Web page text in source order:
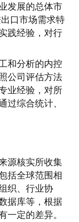
发展的总体市
口市场需求特
践经验，对行
和分析的内控
公司评估方法
业经验，对所
过综合统计、
源核实所收集
括全球范围相
织、行业协
据库等，根据
一定的差异。